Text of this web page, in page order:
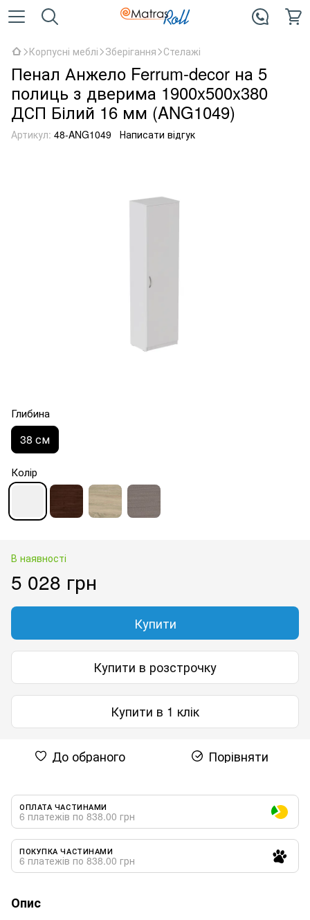
Корпусні меблі Зберігання Стелажі
Пенал Анжело Ferrum-decor на 5
полиць з дверима 1900x500x380
ДСП Білий 16 мм (ANG1049)
Артикул: 48-ANG1049 Написати відгук
Глибина
38 см
Колір
В наявності
5 028 грн
Купити
Купити в розстрочку
Купити в 1 клік
До обраного Порівняти
ОПЛАТА ЧАСТИНАМИ
6 платежів по 838.00 грн
ПОКУПКА ЧАСТИНАМИ
6 платежів по 838.00 грн
Опис